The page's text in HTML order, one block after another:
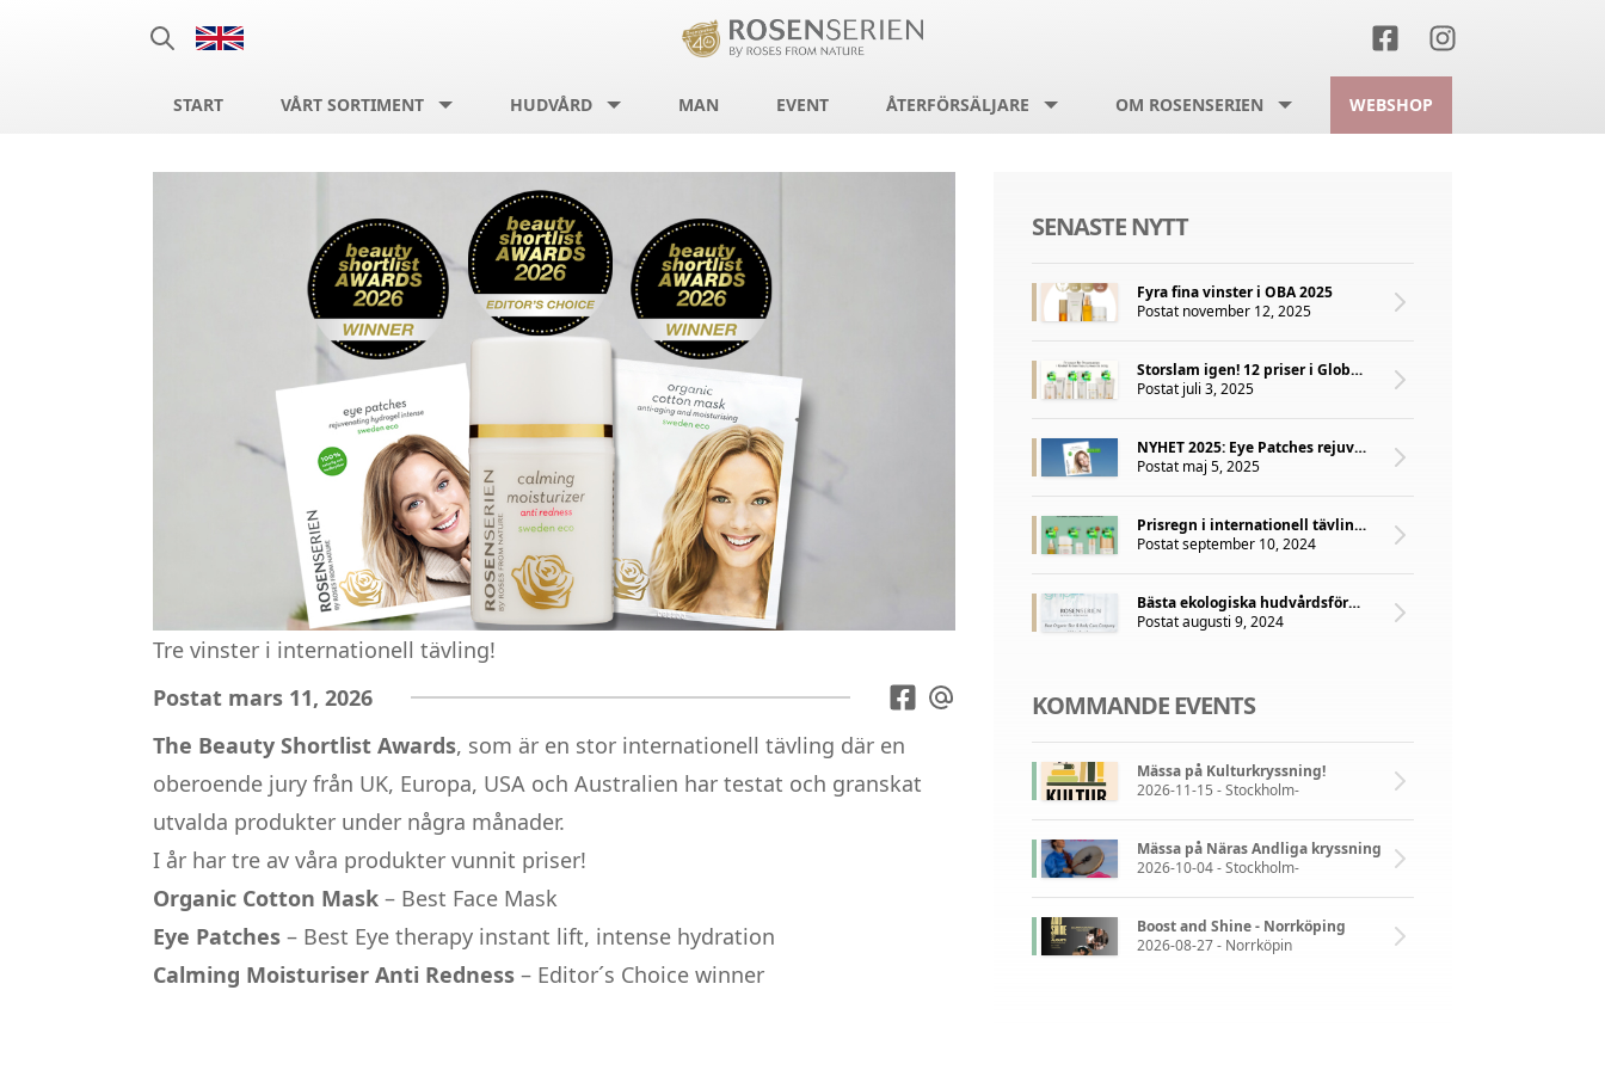
START VÅRT SORTIMENT HUDVÅRD MAN EVENT ÅTERFÖRSÄLJARE OM ROSENSERIEN WEBSHOP
Tre vinster i internationell tävling!
Postat mars 11, 2026
The Beauty Shortlist Awards, som är en stor internationell tävling där en
oberoende jury från UK, Europa, USA och Australien har testat och granskat
utvalda produkter under några månader.
I år har tre av våra produkter vunnit priser!
Organic Cotton Mask – Best Face Mask
Eye Patches – Best Eye therapy instant lift, intense hydration
Calming Moisturiser Anti Redness – Editor´s Choice winner
SENASTE NYTT
Fyra fina vinster i OBA 2025
Postat november 12, 2025
Storslam igen! 12 priser i Global Green Beauty Awards 2025
Postat juli 3, 2025
NYHET 2025: Eye Patches rejuvenating hydrogel intense
Postat maj 5, 2025
Prisregn i internationell tävling för grön hudvård
Postat september 10, 2024
Bästa ekologiska hudvårdsföretaget 2024!
Postat augusti 9, 2024
KOMMANDE EVENTS
Mässa på Kulturkryssning!
2026-11-15 - Stockholm-
Mässa på Näras Andliga kryssning
2026-10-04 - Stockholm-
Boost and Shine - Norrköping
2026-08-27 - Norrköpin